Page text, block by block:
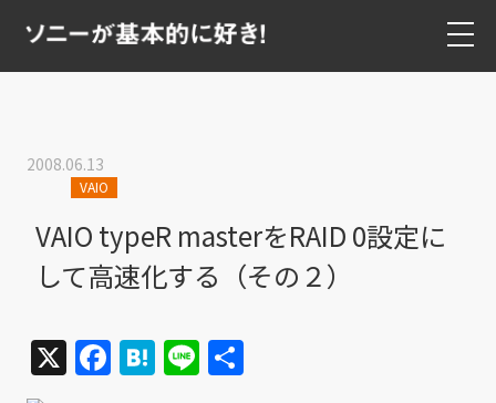
2008.06.13
VAIO
VAIO typeR masterをRAID 0設定に
して高速化する（その２）
X Facebook
Hatena
Line